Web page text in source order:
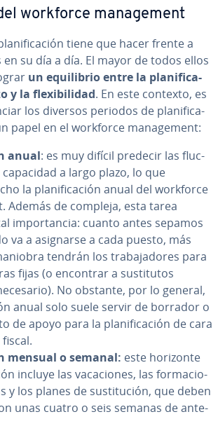
workforce ma­na­ge­me­nt
tiene que hacer frente a
su día a día. El mayor de todos ellos
un equi­li­brio entre la pla­ni­fi­ca­
y la fle­xi­bi­li­dad. En este contexto, es
los diversos periodos de pla­ni­fi­ca­
papel en el workforce ma­na­ge­me­nt:
anual: es muy difícil predecir las flu­c­
a largo plazo, lo que
la pla­ni­fi­ca­ción anual del workforce
Además de compleja, esta tarea
im­po­r­ta­n­cia: cuanto antes sepamos
va a asignarse a cada puesto, más
tendrán los tra­ba­ja­do­res para
fijas (o encontrar a su­s­ti­tu­tos
No obstante, por lo general,
anual solo suele servir de borrador o
de apoyo para la pla­ni­fi­ca­ción de cara
mensual o semanal: este horizonte
incluye las va­ca­cio­nes, las fo­r­ma­cio­
y los planes de su­s­ti­tu­ción, que deben
unas cuatro o seis semanas de an­te­